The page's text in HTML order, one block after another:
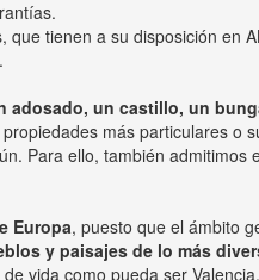
tienen a su disposición en
.
adosado, un castillo, un
más particulares o
Para ello, también admitimos
Europa, puesto que el ámbito
y paisajes de lo más
vida como pueda ser